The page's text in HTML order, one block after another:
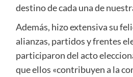
destino de cada una de
Además, hizo extensiva su
alianzas, partidos y frentes
participaron del acto
que ellos «contribuyen a la